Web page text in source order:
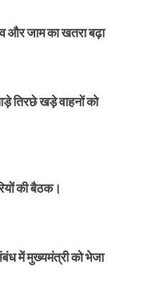
और जाम का खतरा बढ़ा
तिरछे खड़े वाहनों को
की बैठक।
में मुख्यमंत्री को भेजा